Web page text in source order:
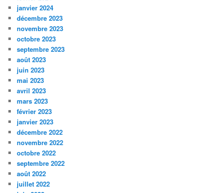
janvier 2024
décembre 2023
novembre 2023
octobre 2023
septembre 2023
août 2023
juin 2023
mai 2023
avril 2023
mars 2023
février 2023
janvier 2023
décembre 2022
novembre 2022
octobre 2022
septembre 2022
août 2022
juillet 2022